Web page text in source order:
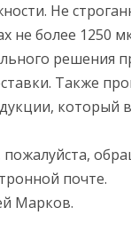
Не
не более 1250
решения
Также
который
почте.
Марков.